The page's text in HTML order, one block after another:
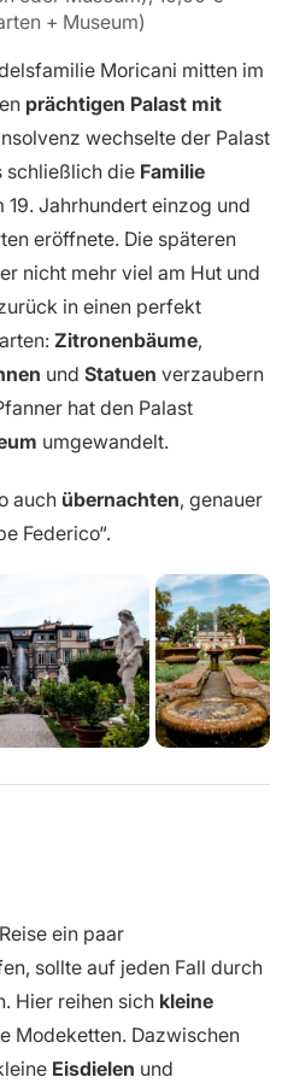
+ Museum)
Moricani mitten im
prächtigen Palast mit
wechselte der Palast
schließlich die Familie
19. Jahrhundert einzog und
eröffnete. Die späteren
nicht mehr viel am Hut und
in einen perfekt
Zitronenbäume,
und Statuen verzaubern
hat den Palast
umgewandelt.
auch übernachten, genauer
Federico“.
ein paar
sollte auf jeden Fall durch
Hier reihen sich kleine
Modeketten. Dazwischen
Eisdielen und